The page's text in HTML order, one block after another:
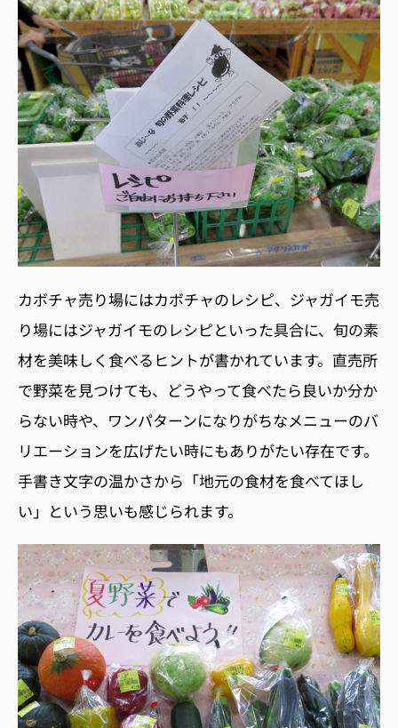
カボチャ売り場にはカボチャのレシピ、ジャガイモ売
り場にはジャガイモのレシピといった具合に、旬の素
材を美味しく食べるヒントが書かれています。直売所
で野菜を見つけても、どうやって食べたら良いか分か
らない時や、ワンパターンになりがちなメニューのバ
リエーションを広げたい時にもありがたい存在です。
手書き文字の温かさから「地元の食材を食べてほし
い」という思いも感じられます。